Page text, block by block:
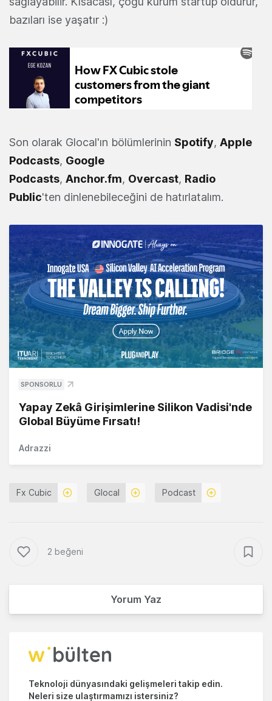
bazıları ise yaşatır :)
Son olarak Glocal'ın bölümlerinin Spotify, Apple
Podcasts, Google
Podcasts, Anchor.fm, Overcast, Radio
Public'ten dinlenebileceğini de hatırlatalım.
SPONSORLU
Yapay Zekâ Girişimlerine Silikon Vadisi'nde
Global Büyüme Fırsatı!
Adrazzi
Fx Cubic Glocal Podcast
2 beğeni
Yorum Yaz
Teknoloji dünyasındaki gelişmeleri takip edin.
Neleri size ulaştırmamızı istersiniz?